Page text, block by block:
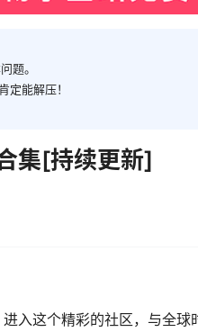
题。
定能解压！
集[持续更新]
入这个精彩的社区，与全